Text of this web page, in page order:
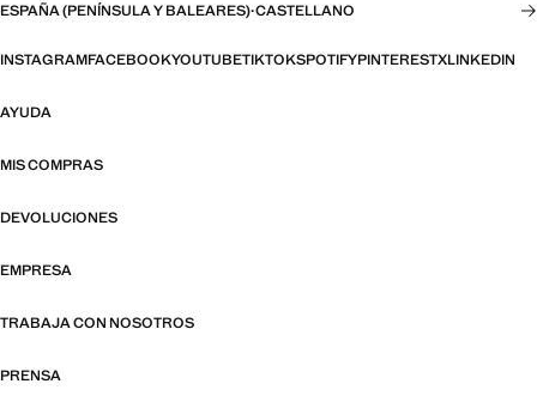
ESPAÑA (PENÍNSULA Y BALEARES)·CASTELLANO
INSTAGRAMFACEBOOKYOUTUBETIKTOKSPOTIFYPINTERESTXLINKEDIN
AYUDA
MIS COMPRAS
DEVOLUCIONES
EMPRESA
TRABAJA CON NOSOTROS
PRENSA